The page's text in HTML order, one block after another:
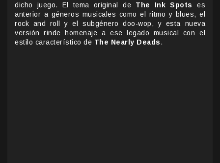
dicho juego. El tema original de The Ink Spots
es
anterior a géneros musicales como el ritmo y blues, el
rock and roll y el subgénero doo-wop, y esta nueva
versión rinde homenaje a ese legado musical con el
estilo característico de The Nearly Deads.